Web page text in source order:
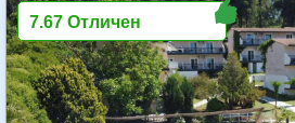
7.67 Отличен